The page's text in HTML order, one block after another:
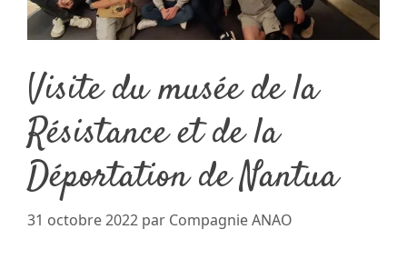
Visite du musée de la
Résistance et de la
Déportation de Nantua
31 octobre 2022 par Compagnie ANAO